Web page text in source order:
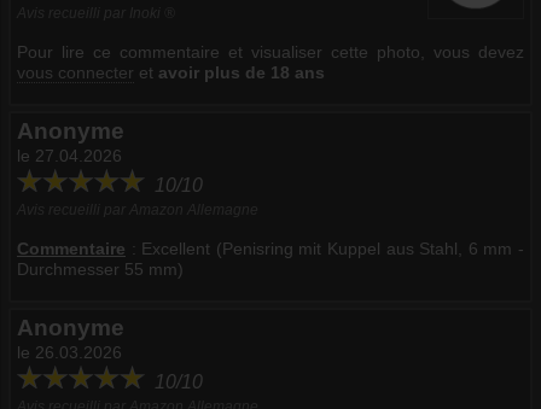
Pour lire ce commentaire et visualiser cette photo, vous devez
vous connecter et avoir plus de 18 ans
Anonyme
le 27.04.2026
10/10
Commentaire : Excellent (Penisring mit Kuppel aus Stahl, 6 mm -
Durchmesser 55 mm)
Anonyme
le 26.03.2026
10/10